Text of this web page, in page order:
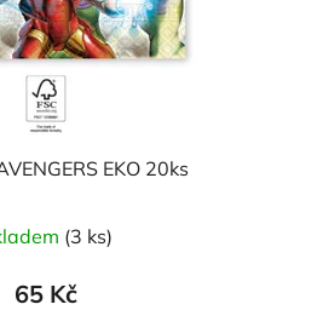
EKO 20ks
(3 ks)
65 Kč